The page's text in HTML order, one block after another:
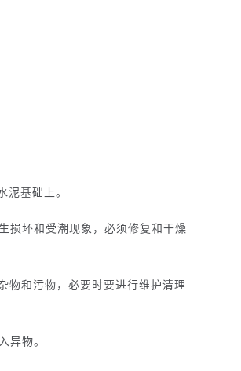
基础上。
损坏和受潮现象，必须修复和干燥
物和污物，必要时要进行维护清理
异物。